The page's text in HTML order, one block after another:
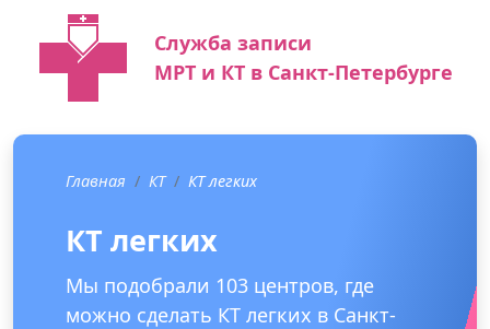
Служба записи
МРТ и КТ в Санкт-Петербурге
Главная КТ КТ легких
КТ легких
Мы подобрали 103 центров, где
можно сделать КТ легких в Санкт-